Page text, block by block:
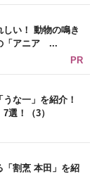
い！ 動物の鳴き
「アニア ...
PR
な一」を紹介！
選！（3）
「割烹 本田」を紹